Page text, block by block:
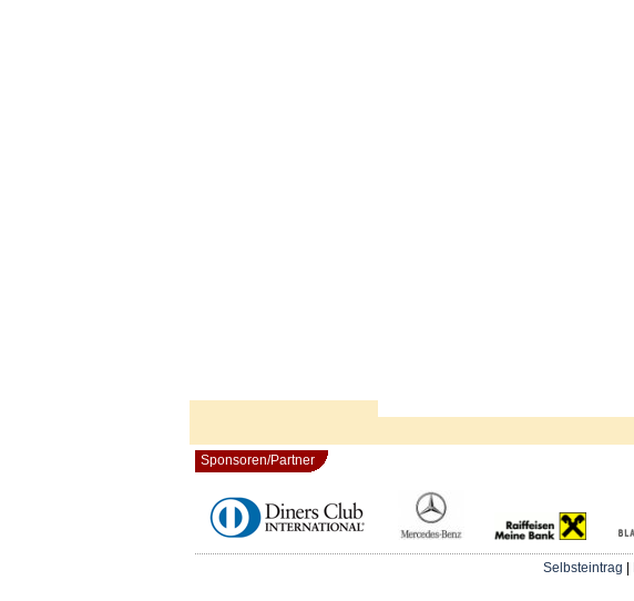
Sponsoren/Partner
Selbsteintrag